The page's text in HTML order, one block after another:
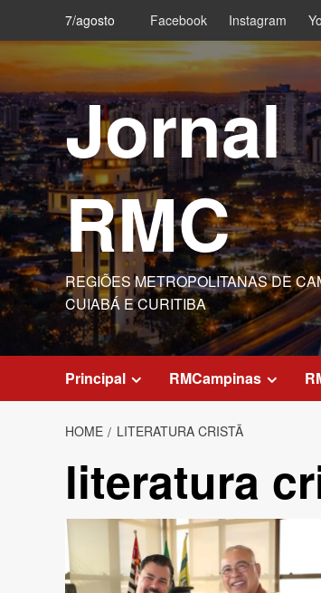
content
7/agosto Facebook Instagram
Jornal
RMC
REGIÕES METROPOLITANAS DE
CUIABÁ E CURITIBA
Principal RMCampinas
HOME LITERATURA CRISTÃ
literatura